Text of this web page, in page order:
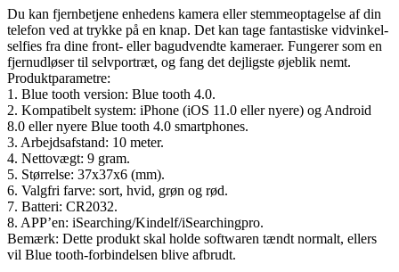
Du kan fjernbetjene enhedens kamera eller stemmeoptagelse af din
telefon ved at trykke på en knap. Det kan tage fantastiske vidvinkel-
selfies fra dine front- eller bagudvendte kameraer. Fungerer som en
fjernudløser til selvportræt, og fang det dejligste øjeblik nemt.
Produktparametre:
1. Blue tooth version: Blue tooth 4.0.
2. Kompatibelt system: iPhone (iOS 11.0 eller nyere) og Android
8.0 eller nyere Blue tooth 4.0 smartphones.
3. Arbejdsafstand: 10 meter.
4. Nettovægt: 9 gram.
5. Størrelse: 37x37x6 (mm).
6. Valgfri farve: sort, hvid, grøn og rød.
7. Batteri: CR2032.
8. APP’en: iSearching/Kindelf/iSearchingpro.
Bemærk: Dette produkt skal holde softwaren tændt normalt, ellers
vil Blue tooth-forbindelsen blive afbrudt.